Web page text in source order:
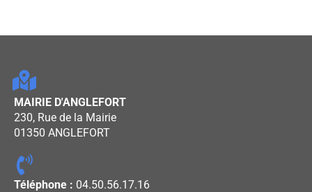
MAIRIE D'ANGLEFORT
230, Rue de la Mairie
01350 ANGLEFORT
Téléphone : 04.50.56.17.16